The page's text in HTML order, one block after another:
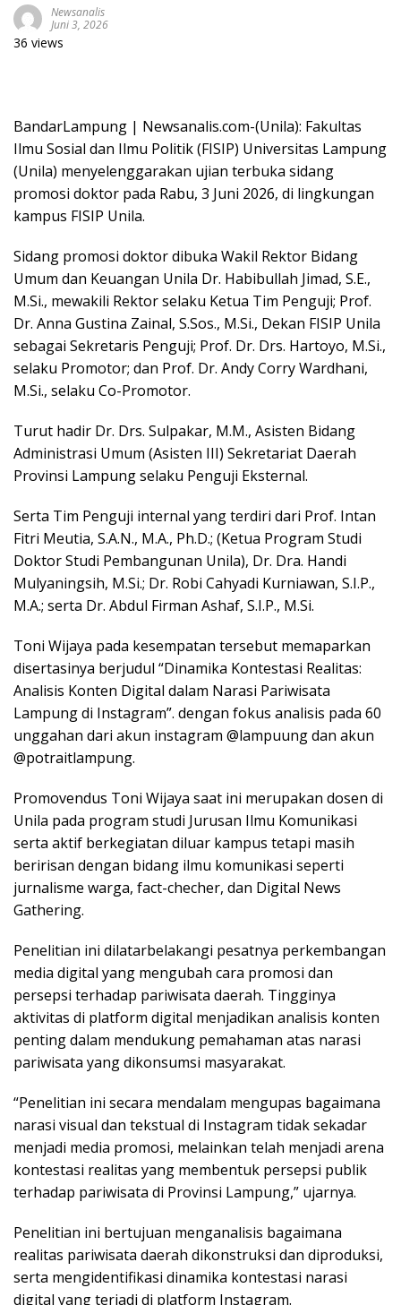
Newsanalis
Juni 3, 2026
36 views
BandarLampung | Newsanalis.com-(Unila): Fakultas
Ilmu Sosial dan Ilmu Politik (FISIP) Universitas Lampung
(Unila) menyelenggarakan ujian terbuka sidang
promosi doktor pada Rabu, 3 Juni 2026, di lingkungan
kampus FISIP Unila.
Sidang promosi doktor dibuka Wakil Rektor Bidang
Umum dan Keuangan Unila Dr. Habibullah Jimad, S.E.,
M.Si., mewakili Rektor selaku Ketua Tim Penguji; Prof.
Dr. Anna Gustina Zainal, S.Sos., M.Si., Dekan FISIP Unila
sebagai Sekretaris Penguji; Prof. Dr. Drs. Hartoyo, M.Si.,
selaku Promotor; dan Prof. Dr. Andy Corry Wardhani,
M.Si., selaku Co-Promotor.
Turut hadir Dr. Drs. Sulpakar, M.M., Asisten Bidang
Administrasi Umum (Asisten III) Sekretariat Daerah
Provinsi Lampung selaku Penguji Eksternal.
Serta Tim Penguji internal yang terdiri dari Prof. Intan
Fitri Meutia, S.A.N., M.A., Ph.D.; (Ketua Program Studi
Doktor Studi Pembangunan Unila), Dr. Dra. Handi
Mulyaningsih, M.Si.; Dr. Robi Cahyadi Kurniawan, S.I.P.,
M.A.; serta Dr. Abdul Firman Ashaf, S.I.P., M.Si.
Toni Wijaya pada kesempatan tersebut memaparkan
disertasinya berjudul “Dinamika Kontestasi Realitas:
Analisis Konten Digital dalam Narasi Pariwisata
Lampung di Instagram”. dengan fokus analisis pada 60
unggahan dari akun instagram @lampuung dan akun
@potraitlampung.
Promovendus Toni Wijaya saat ini merupakan dosen di
Unila pada program studi Jurusan Ilmu Komunikasi
serta aktif berkegiatan diluar kampus tetapi masih
beririsan dengan bidang ilmu komunikasi seperti
jurnalisme warga, fact-checher, dan Digital News
Gathering.
Penelitian ini dilatarbelakangi pesatnya perkembangan
media digital yang mengubah cara promosi dan
persepsi terhadap pariwisata daerah. Tingginya
aktivitas di platform digital menjadikan analisis konten
penting dalam mendukung pemahaman atas narasi
pariwisata yang dikonsumsi masyarakat.
“Penelitian ini secara mendalam mengupas bagaimana
narasi visual dan tekstual di Instagram tidak sekadar
menjadi media promosi, melainkan telah menjadi arena
kontestasi realitas yang membentuk persepsi publik
terhadap pariwisata di Provinsi Lampung,” ujarnya.
Penelitian ini bertujuan menganalisis bagaimana
realitas pariwisata daerah dikonstruksi dan diproduksi,
serta mengidentifikasi dinamika kontestasi narasi
digital yang terjadi di platform Instagram.